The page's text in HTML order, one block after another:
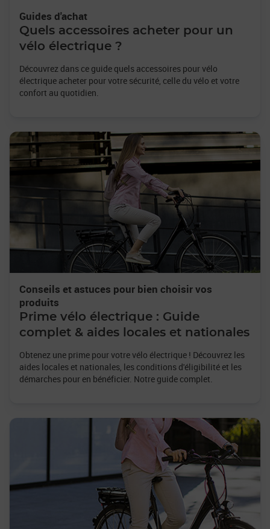
Guides d'achat
Quels accessoires acheter pour un
vélo électrique ?
Découvrez dans ce guide quels accessoires pour vélo
électrique acheter pour votre sécurité, celle du vélo et votre
confort au quotidien.
Conseils et astuces pour bien choisir vos
produits
Prime vélo électrique : Guide
complet & aides locales et nationales
Obtenez une prime pour votre vélo électrique ! Découvrez les
aides locales et nationales, les conditions d'éligibilité et les
démarches pour en bénéficier. Notre guide complet.